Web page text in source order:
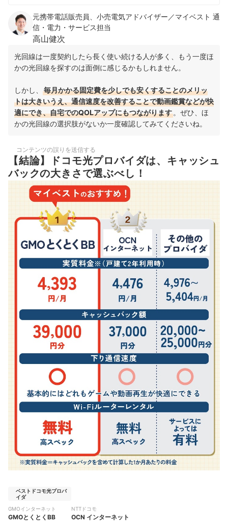
元携帯電話販売員、小売電気アドバイザー／マイベスト 通
信・電力・サービス担当
高山健次
光回線は一度契約したら長く使い続ける人が多く、もう一度ほ
かの光回線を探すのは面倒に感じるかもしれません。
しかし、
毎月かかる固定費を少しでも安くすることのメリッ
トは大きいうえ、通信速度を改善することで動画鑑賞などが快
適にでき、自宅でのQOLアップにもつながります 。ぜひ、ほ
かの光回線の選択肢がないか一度確認してみてくださいね。
コンテンツの誤りを送信する
【結論】ドコモ光プロバイダは、キャッシュ
バックの大きさで選ぶべし！
ベストドコモ光プロバ
イダ
GMOインターネット
GMOとくとくBB
NTTドコモ
OCN インターネット